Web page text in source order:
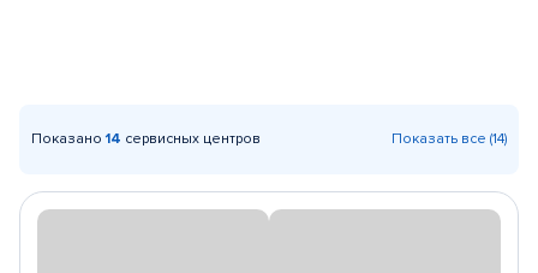
Показано 14 сервисных центров Показать все (14)